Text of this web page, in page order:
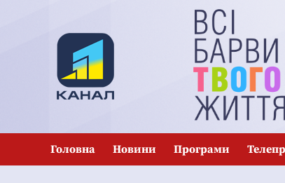
Головна Новини Програми